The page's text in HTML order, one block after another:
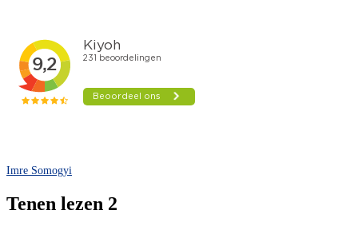
Imre Somogyi
Tenen lezen 2